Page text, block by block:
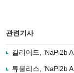
관련기사
길리어드, 'NaPi2b
튜불리스, 'NaPi2b